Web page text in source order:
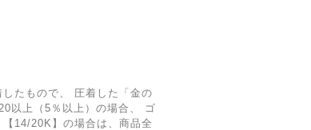
たもので、 圧着した「金の
以上（5％以上）の場合、 ゴ
14/20K】の場合は、商品全